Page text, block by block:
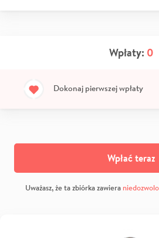
Wpłaty: 0
Dokonaj pierwszej wpłaty
Wpłać teraz
Uważasz, że ta zbiórka zawiera